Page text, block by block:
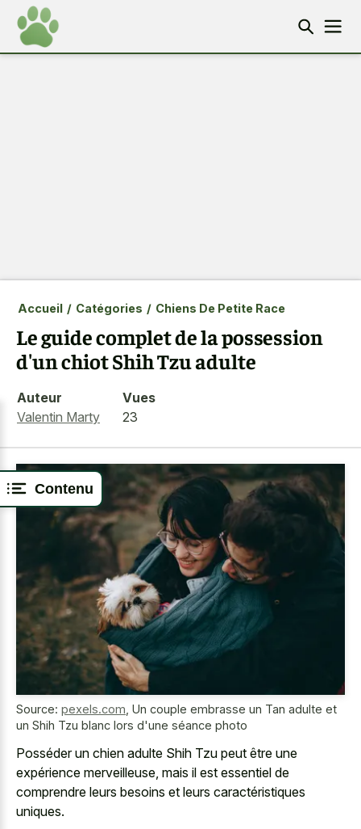
Contenu
Accueil / Catégories / Chiens De Petite Race
Le guide complet de la possession
d'un chiot Shih Tzu adulte
Auteur
Valentin Marty
Vues
23
Source: pexels.com Un couple embrasse un Tan adulte et
un Shih Tzu blanc lors d'une séance photo
Posséder un chien adulte Shih Tzu peut être une
expérience merveilleuse, mais il est essentiel de
comprendre leurs besoins et leurs caractéristiques
uniques.